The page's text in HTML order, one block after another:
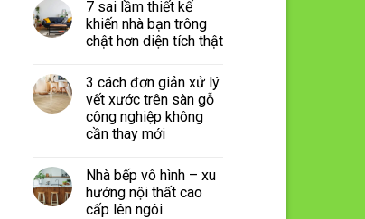
7 sai lầm thiết kế
khiến nhà bạn trông
chật hơn diện tích thật
3 cách đơn giản xử lý
vết xước trên sàn gỗ
công nghiệp không
cần thay mới
Nhà bếp vô hình – xu
hướng nội thất cao
cấp lên ngôi